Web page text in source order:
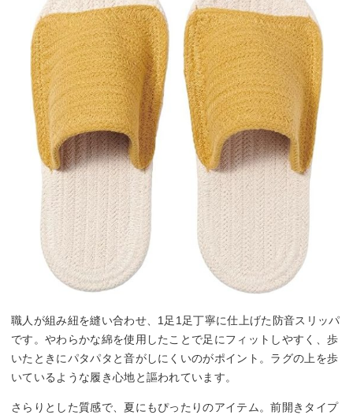
職人が組み紐を縫い合わせ、1足1足丁寧に仕上げた防音スリッパ
です。やわらかな綿を使用したことで足にフィットしやすく、歩
いたときにパタパタと音がしにくいのがポイント。ラグの上を歩
いているような履き心地と謳われています。
さらりとした質感で、夏にもぴったりのアイテム。前開きタイプ